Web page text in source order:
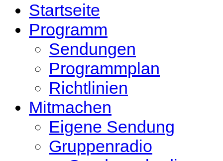
Startseite
Programm
Sendungen
Programmplan
Richtlinien
Mitmachen
Eigene Sendung
Gruppenradio